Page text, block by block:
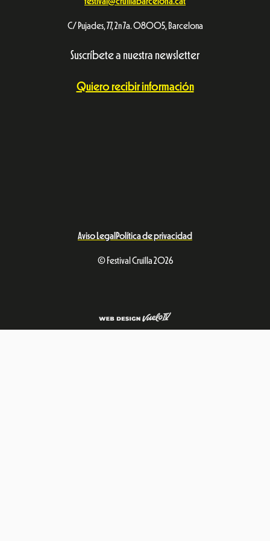
C/ Pujades, 77, 2n 7a. 08005, Barcelona
Suscríbete a nuestra newsletter
Quiero recibir información
Aviso Legal Política de privacidad
© Festival Cruïlla 2026